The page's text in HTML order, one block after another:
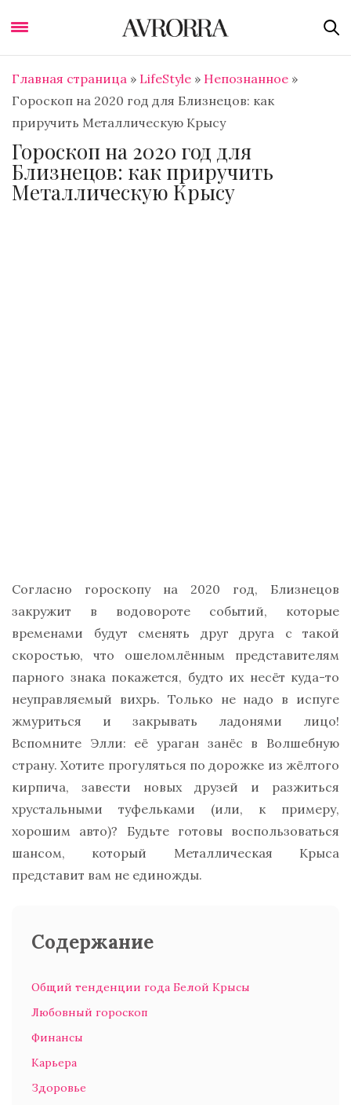
Главная страница » LifeStyle » Непознанное »
Гороскоп на 2020 год для Близнецов: как
приручить Металлическую Крысу
Гороскоп на 2020 год для
Близнецов: как приручить
Металлическую Крысу
Согласно гороскопу на 2020 год, Близнецов
закружит в водовороте событий, которые
временами будут сменять друг друга с такой
скоростью, что ошеломлённым представителям
парного знака покажется, будто их несёт куда-то
неуправляемый вихрь. Только не надо в испуге
жмуриться и закрывать ладонями лицо!
Вспомните Элли: её ураган занёс в Волшебную
страну. Хотите прогуляться по дорожке из жёлтого
кирпича, завести новых друзей и разжиться
хрустальными туфельками (или, к примеру,
хорошим авто)? Будьте готовы воспользоваться
шансом, который Металлическая Крыса
представит вам не единожды.
Содержание
Общий тенденции года Белой Крысы
Любовный гороскоп
Финансы
Карьера
Здоровье